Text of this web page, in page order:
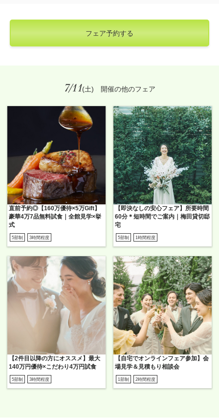
フェア予約する
7/11(土) 開催の他のフェア
直前予約◎【160万優待×5万Gift】
豪華4万7品無料試食｜全館見学×挙
式
5部制 3時間程度
【即決なしの安心フェア】所要時間
60分＊短時間でご案内｜梅田貸切邸
宅
5部制 1時間程度
【2件目以降の方にオススメ】最大
140万円優待×こだわり4万円試食
5部制 3時間程度
【自宅でオンラインフェア参加】会
場見学＆見積もり相談会
1部制 2時間程度